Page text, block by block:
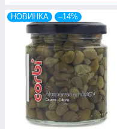
НОВИНКА –14%